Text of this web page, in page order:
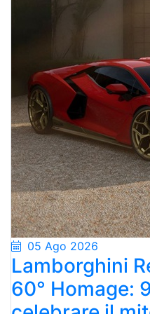
05 Ago 2026
Lamborghini
60° Homage: